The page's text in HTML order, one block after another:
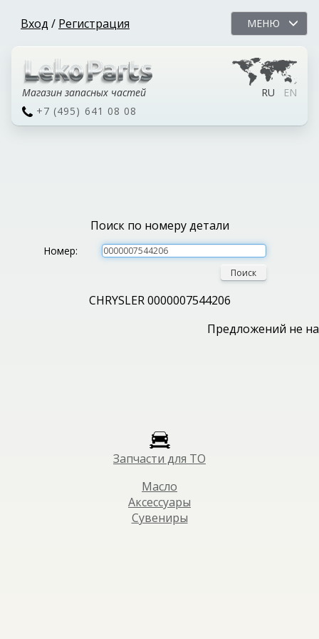
Вход / Регистрация МЕНЮ
Магазин запасных частей RU
EN
+7 (495) 641 08 08
Поиск по номеру детали
Номер:
Поиск
CHRYSLER 0000007544206
Предложений не
Запчасти для ТО
Масло
Аксессуары
Сувениры